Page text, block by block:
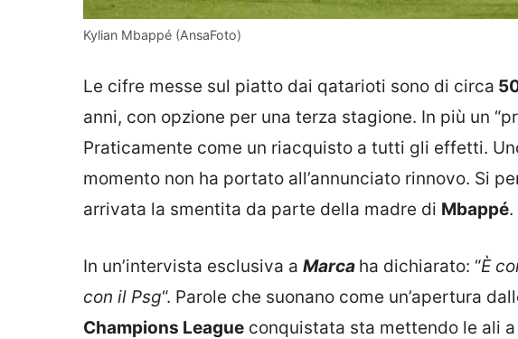
Kylian Mbappé (AnsaFoto)
Le cifre messe sul piatto dai qatarioti sono di circa
anni, con opzione per una terza stagione. In più un
Praticamente come un riacquisto a tutti gli effetti.
momento non ha portato all’annunciato rinnovo. Si
arrivata la smentita da parte della madre di Mbappé.
In un’intervista esclusiva a Marca ha dichiarato: “È
con il Psg“. Parole che suonano come un’apertura
Champions League conquistata sta mettendo le ali a